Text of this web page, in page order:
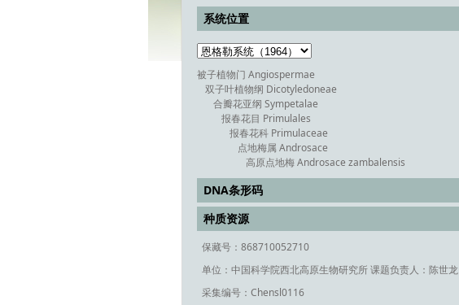
系统位置
被子植物门 Angiospermae
双子叶植物纲 Dicotyledoneae
合瓣花亚纲 Sympetalae
报春花目 Primulales
报春花科 Primulaceae
点地梅属 Androsace
高原点地梅 Androsace zambalensis
DNA条形码
种质资源
保藏号：868710052710
单位：中国科学院西北高原生物研究所 课题负责人：陈世龙
采集编号：Chensl0116